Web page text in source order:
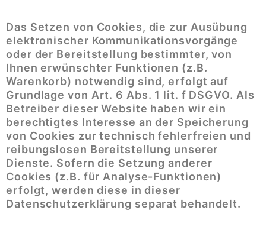
Das Setzen von Cookies, die zur Ausübung
elektronischer Kommunikationsvorgänge
oder der Bereitstellung bestimmter, von
Ihnen erwünschter Funktionen (z.B.
Warenkorb) notwendig sind, erfolgt auf
Grundlage von Art. 6 Abs. 1 lit. f DSGVO. Als
Betreiber dieser Website haben wir ein
berechtigtes Interesse an der Speicherung
von Cookies zur technisch fehlerfreien und
reibungslosen Bereitstellung unserer
Dienste. Sofern die Setzung anderer
Cookies (z.B. für Analyse-Funktionen)
erfolgt, werden diese in dieser
Datenschutzerklärung separat behandelt.